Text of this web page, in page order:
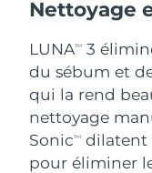
Nettoyage
LUNATM
3
du sébum et
qui la rend
nettoyage
SonicTM
dilatent
pour éliminer
Suisse
Taïwan
Thaïlande
Turquie